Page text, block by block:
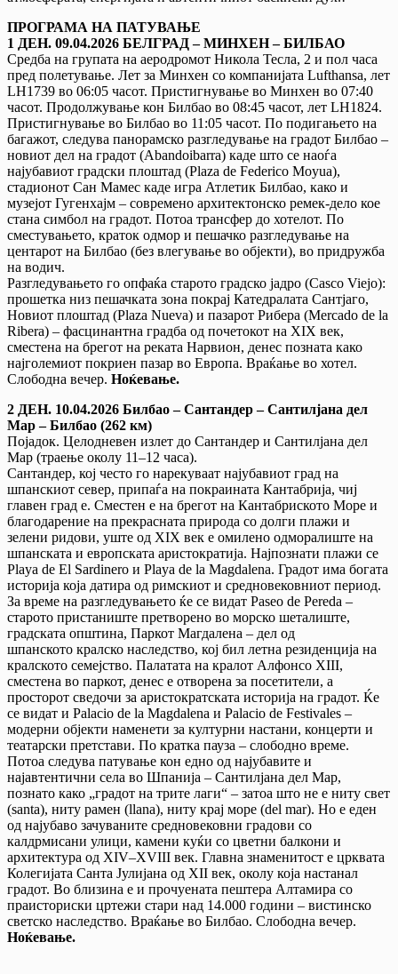
ПРОГРАМА НА ПАТУВАЊЕ
1 ДЕН. 09.04.2026 БЕЛГРАД – МИНХЕН – БИЛБАО
Средба на групата на аеродромот Никола Тесла, 2 и пол часа
пред полетување. Лет за Минхен со компанијата Lufthansa, лет
LH1739 во 06:05 часот. Пристигнување во Минхен во 07:40
часот. Продолжување кон Билбао во 08:45 часот, лет LH1824.
Пристигнување во Билбао во 11:05 часот. По подигањето на
багажот, следува панорамско разгледување на градот Билбао –
новиот дел на градот (Abandoibarra) каде што се наоѓа
најубавиот градски плоштад (Plaza de Federico Moyua),
стадионот Сан Мамес каде игра Атлетик Билбао, како и
музејот Гугенхајм – современо архитектонско ремек-дело кое
стана симбол на градот. Потоа трансфер до хотелот. По
сместувањето, краток одмор и пешачко разгледување на
центарот на Билбао (без влегување во објекти), во придружба
на водич.
Разгледувањето го опфаќа старото градско јадро (Casco Viejo):
прошетка низ пешачката зона покрај Катедралата Сантјаго,
Новиот плоштад (Plaza Nueva) и пазарот Рибера (Mercado de la
Ribera) – фасцинантна градба од почетокот на XIX век,
сместена на брегот на реката Нарвион, денес позната како
најголемиот покриен пазар во Европа. Враќање во хотел.
Слободна вечер. Ноќевање.
2 ДЕН. 10.04.2026 Билбао – Сантандер – Сантилјана дел
Мар – Билбао (262 км)
Појадок. Целодневен излет до Сантандер и Сантилјана дел
Мар (траење околу 11–12 часа).
Сантандер, кој често го нарекуваат најубавиот град на
шпанскиот север, припаѓа на покраината Кантабрија, чиј
главен град е. Сместен е на брегот на Кантабриското Море и
благодарение на прекрасната природа со долги плажи и
зелени ридови, уште од XIX век е омилено одморалиште на
шпанската и европската аристократија. Најпознати плажи се
Playa de El Sardinero и Playa de la Magdalena. Градот има богата
историја која датира од римскиот и средновековниот период.
За време на разгледувањето ќе се видат Paseo de Pereda –
старото пристаниште претворено во морско шеталиште,
градската општина, Паркот Магдалена – дел од
шпанското кралско наследство, кој бил летна резиденција на
кралското семејство. Палатата на кралот Алфонсо XIII,
сместена во паркот, денес е отворена за посетители, а
просторот сведочи за аристократската историја на градот. Ќе
се видат и Palacio de la Magdalena и Palacio de Festivales –
модерни објекти наменети за културни настани, концерти и
театарски претстави. По кратка пауза – слободно време.
Потоа следува патување кон едно од најубавите и
најавтентични села во Шпанија – Сантилјана дел Мар,
познато како „градот на трите лаги“ – затоа што не е ниту свет
(santa), ниту рамен (llana), ниту крај море (del mar). Но е еден
од најубаво зачуваните средновековни градови со
калдрмисани улици, камени куќи со цветни балкони и
архитектура од XIV–XVIII век. Главна знаменитост е црквата
Колегијата Санта Јулијана од XII век, околу која настанал
градот. Во близина е и прочуената пештера Алтамира со
праисториски цртежи стари над 14.000 години – вистинско
светско наследство. Враќање во Билбао. Слободна вечер.
Ноќевање.